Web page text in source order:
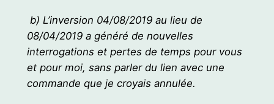
b) L’inversion 04/08/2019 au lieu de
08/04/2019 a généré de nouvelles
interrogations et pertes de temps pour vous
et pour moi, sans parler du lien avec une
commande que je croyais annulée.